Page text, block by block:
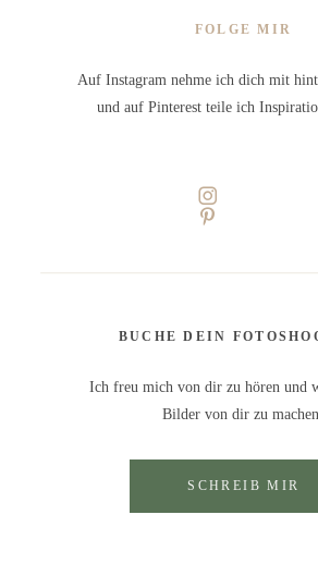
BUCHE DEIN
FOLGE MIR
Ich freu mich von dir zu hören und
Bilder von dir zu
Auf Instagram nehme ich dich mit
und auf Pinterest teile ich
SCHREIB MIR